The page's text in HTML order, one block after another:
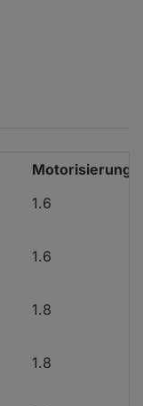
Motorisierung
1.6
1.6
1.8
1.8